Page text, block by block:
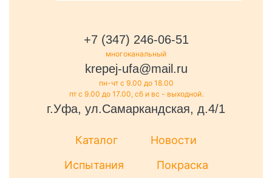
+7 (347) 246-06-51
многоканальный
krepej-ufa@mail.ru
пн-чт с 9.00 до 18.00
пт с 9.00 до 17.00, сб и вс - выходной.
г.Уфа, ул.Самаркандская, д.4/1
Каталог
Новости
Испытания
Покраска